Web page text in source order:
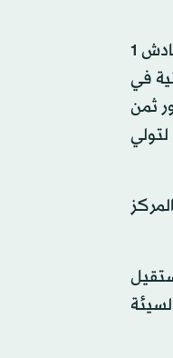
زيدان وفريقه في وضع ليس مثالياً حيث لم يذق الريال الفوز محلياً في آخر ثلاث مباريات، فخسر أمام فالنسيا 1 - 4 وأمام قادش 1
في
ثمن
المركز